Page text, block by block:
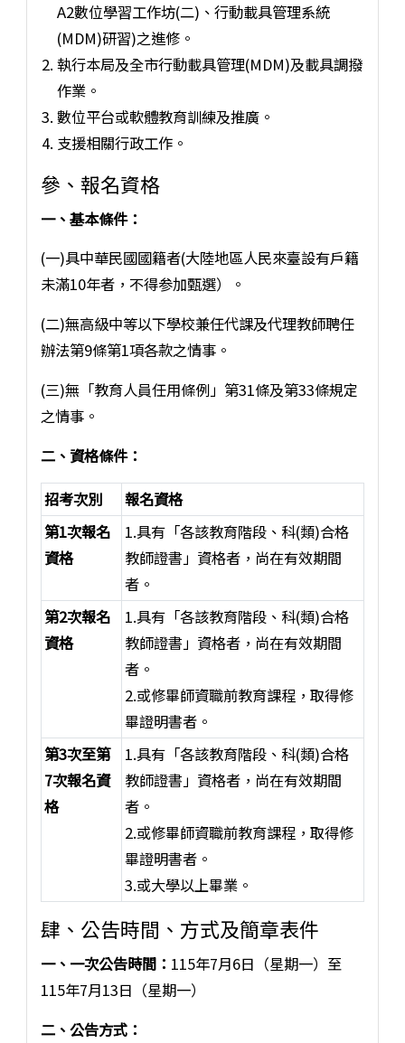
A2數位學習工作坊(二)、行動載具管理系統
(MDM)研習)之進修。
執行本局及全市行動載具管理(MDM)及載具調撥
作業。
數位平台或軟體教育訓練及推廣。
支援相關行政工作。
參、報名資格
一、基本條件：
(一)具中華民國國籍者(大陸地區人民來臺設有戶籍
未滿10年者，不得参加甄選）。
(二)無高級中等以下學校兼任代課及代理教師聘任
辦法第9條第1項各款之情事。
(三)無「教育人員任用條例」第31條及第33條規定
之情事。
二、資格條件：
招考次別
報名資格
第1次報名
資格
1.具有「各該教育階段、科(類)合格
教師證書」資格者，尚在有效期間
者。
第2次報名
資格
1.具有「各該教育階段、科(類)合格
教師證書」資格者，尚在有效期間
者。
2.或修畢師資職前教育課程，取得修
畢證明書者。
第3次至第
7次報名資
格
1.具有「各該教育階段、科(類)合格
教師證書」資格者，尚在有效期間
者。
2.或修畢師資職前教育課程，取得修
畢證明書者。
3.或大學以上畢業。
肆、公告時間、方式及簡章表件
一、一次公告時間： 115年7月6日（星期一）至
115年7月13日（星期一）
二、公告方式：